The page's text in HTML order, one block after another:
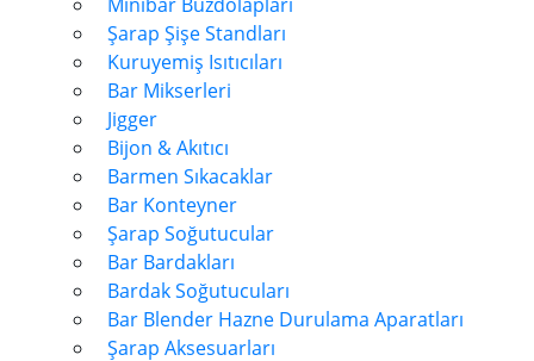
Şarap Şişe Standları
Kuruyemiş Isıtıcıları
Bar Mikserleri
Jigger
Bijon & Akıtıcı
Barmen Sıkacaklar
Bar Konteyner
Şarap Soğutucular
Bar Bardakları
Bardak Soğutucuları
Bar Blender Hazne Durulama Aparatları
Şarap Aksesuarları